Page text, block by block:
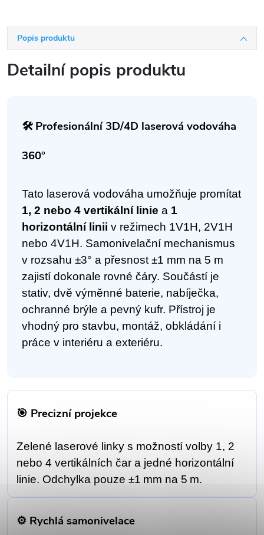
Popis produktu
Detailní popis produktu
🛠️ Profesionální 3D/4D laserová vodováha
360°
Tato laserová vodováha umožňuje promítat
1, 2 nebo 4 vertikální linie a 1
horizontální linii v režimech 1V1H, 2V1H
nebo 4V1H. Samonivelační mechanismus
v rozsahu ±3° a přesnost ±1 mm na 5 m
zajistí dokonale rovné čáry. Součástí je
stativ, dvě výměnné baterie, nabíječka,
ochranné brýle a pevný kufr. Přístroj je
vhodný pro stavbu, montáž, obkládání i
práce v interiéru a exteriéru.
🎯 Precizní projekce
Zelené laserové linky s možností volby 1, 2
nebo 4 vertikálních čar a jedné horizontální
linie. Odchylka pouze ±1 mm na 5 m.
⚙️ Rychlá samonivelace